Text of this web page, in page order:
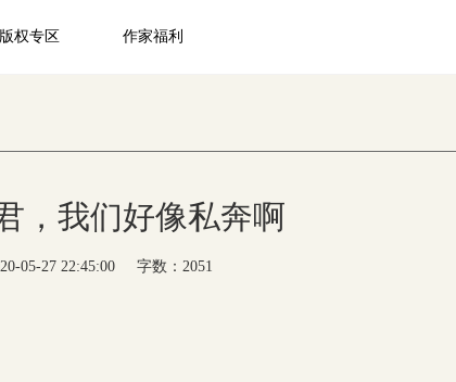
版权专区 作家福利
，我们好像私奔啊
05-27 22:45:00 字数：2051